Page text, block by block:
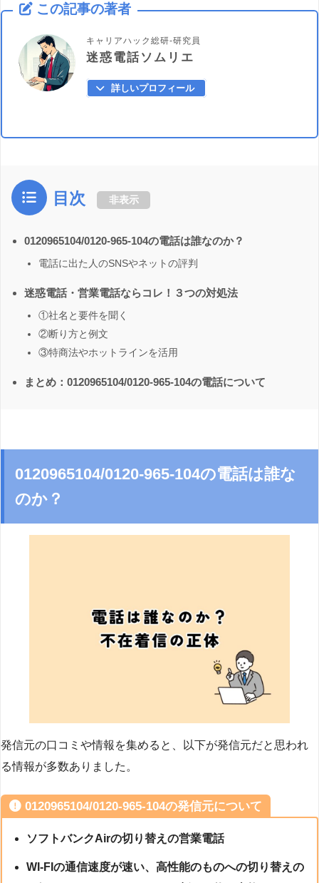
この記事の著者
キャリアハック総研-研究員
迷惑電話ソムリエ
詳しいプロフィール
目次 非表示
0120965104/0120-965-104の電話は誰なのか？
電話に出た人のSNSやネットの評判
迷惑電話・営業電話ならコレ！３つの対処法
①社名と要件を聞く
②断り方と例文
③特商法やホットラインを活用
まとめ：0120965104/0120-965-104の電話について
0120965104/0120-965-104の電話は誰な
のか？
発信元の口コミや情報を集めると、以下が発信元だと思われ
る情報が多数ありました。
0120965104/0120-965-104の発信元について
ソフトバンクAirの切り替えの営業電話
WI-FIの通信速度が速い、高性能のものへの切り替えの